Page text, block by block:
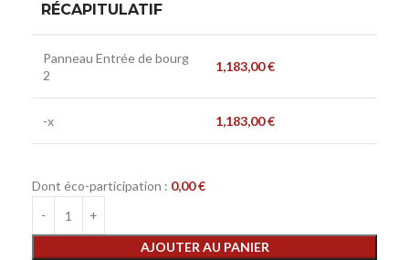
RÉCAPITULATIF
Panneau Entrée de bourg
2
1,183,00€
-x 1,183,00€
Dont éco-participation : 0,00€
AJOUTER AU PANIER